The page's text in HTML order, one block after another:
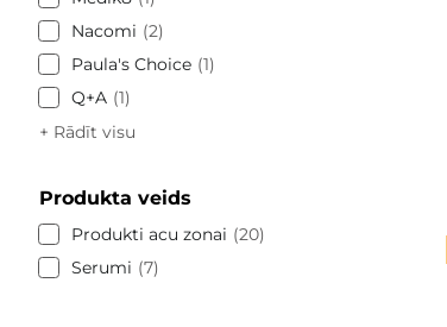
Nacomi
2
Paula's Choice 1
Q+A 1
+ Rādīt visu
Produkta veids
Produkti acu zonai
20
Serumi
7